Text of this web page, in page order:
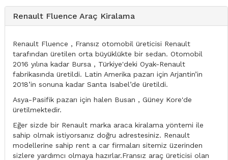
Renault Fluence Araç Kiralama
Renault Fluence , Fransız otomobil üreticisi Renault
tarafından üretilen orta büyüklükte bir sedan. Otomobil
2016 yılına kadar Bursa , Türkiye'deki Oyak-Renault
fabrikasında üretildi. Latin Amerika pazarı için Arjantin’in
2018’in sonuna kadar Santa Isabel’de üretildi.
Asya-Pasifik pazarı için halen Busan , Güney Kore'de
üretilmektedir.
Eğer sizde bir Renault marka araca kiralama yöntemi ile
sahip olmak istiyorsanız doğru adrestesiniz. Renault
modellerine sahip rent a car firmaları sitemiz üzerinden
sizlere yardımcı olmaya hazırlar.Fransız araç üreticisi olan